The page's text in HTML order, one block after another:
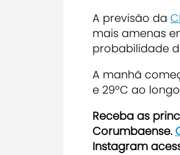
A previsão da
mais amenas
probabilidade
A manhã
e 29ºC ao
Receba as
Corumbaense.
Instagram